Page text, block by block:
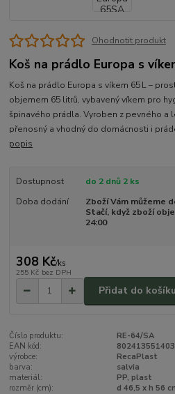
Ohodnotit produkt
Koš na prádlo Europa s
Koš na prádlo Europa s víkem 65 L –
objemem 65 litrů, vybavený víkem pro
špinavého prádla. Vyroben z pevného a
přenosný a vhodný do domácnosti i
popis
Dostupnost
do 2 dnů 2 ks
Doba dodání
Zboží Vám můžeme
Stačí, když zboží
24:00
308 Kč/ks
255 Kč bez DPH
Přidat do košíku
Číslo produktu:
RE-64/SA
EAN kód:
výrobce:
RecaPlast
barva:
salvia
materiál:
PP, plast
rozměr (cm):
d 46,5 x h 56